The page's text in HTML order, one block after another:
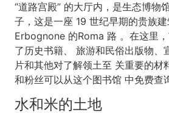
“道路宫殿” 的大厅内，是生态博物
子，这是一座 19 世纪早期的贵族
Erbognone 的Roma 路 。在这里
了历史书籍、 旅游和民俗出版物、
片和其他对了解领土至 关重要的材
和粉丝可以从这个图书馆 中免费查
水和米的土地